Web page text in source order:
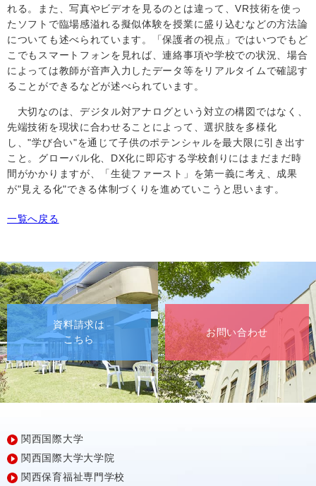
れる。また、写真やビデオを見るのとは違って、VR技術を使っ
たソフトで臨場感溢れる擬似体験を授業に盛り込むなどの方法論
についても述べられています。「保護者の視点」ではいつでもど
こでもスマートフォンを見れば、連絡事項や学校での状況、場合
によっては教師が音声入力したデータ等をリアルタイムで確認す
ることができるなどが述べられています。
大切なのは、デジタル対アナログという対立の構図ではなく、
先端技術を現状に合わせることによって、選択肢を多様化
し、"学び合い"を通じて子供のポテンシャルを最大限に引き出す
こと。グローバル化、 DX化に即応する学校創りにはまだまだ時
間がかかりますが、「生徒ファースト」を第一義に考え、成果
が"見える化"できる体制づくりを進めていこうと思います。
一覧へ戻る
資料請求は
こちら
お問い合わせ
関西国際大学
関西国際大学大学院
関西保育福祉専門学校